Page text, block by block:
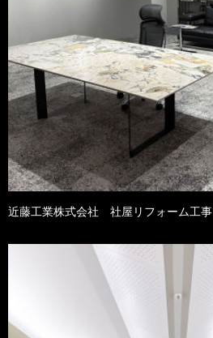
近藤工業株式会社 社屋リフォーム工事